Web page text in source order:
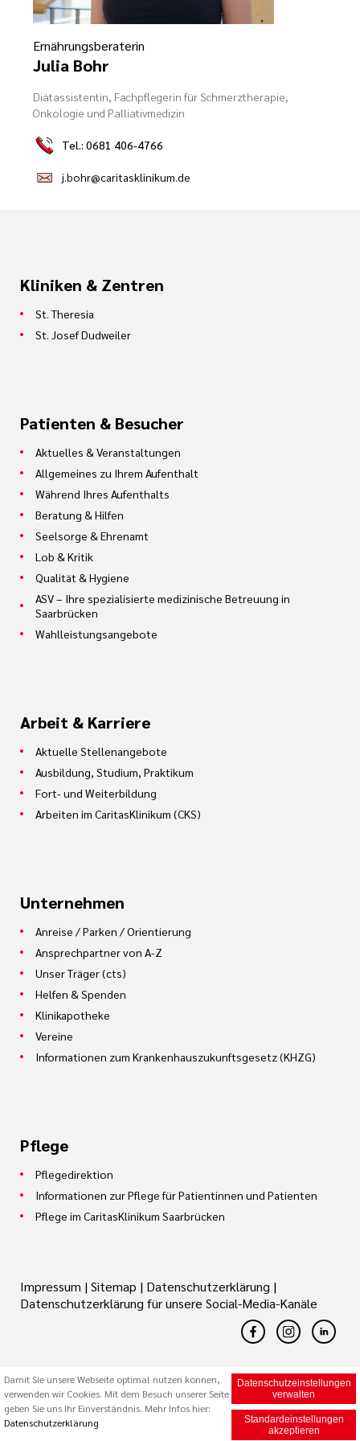
digital -
zum
Ernährungsberaterin
Julia Bohr
Diätassistentin, Fachpflegerin für Schmerztherapie,
Onkologie und Palliativmedizin
Tel.: 0681 406-4766
j.bohr@caritasklinikum.de
Kliniken & Zentren
St. Theresia
St. Josef Dudweiler
Patienten & Besucher
Aktuelles & Veranstaltungen
Allgemeines zu Ihrem Aufenthalt
Während Ihres Aufenthalts
Beratung & Hilfen
Seelsorge & Ehrenamt
Lob & Kritik
Qualität & Hygiene
ASV – Ihre spezialisierte medizinische Betreuung in
Saarbrücken
Wahlleistungsangebote
Arbeit & Karriere
Aktuelle Stellenangebote
Ausbildung, Studium, Praktikum
Fort- und Weiterbildung
Arbeiten im CaritasKlinikum (CKS)
Unternehmen
Anreise / Parken / Orientierung
Ansprechpartner von A-Z
Unser Träger (cts)
Helfen & Spenden
Klinikapotheke
Vereine
Informationen zum Krankenhauszukunftsgesetz (KHZG)
Pflege
Pflegedirektion
Informationen zur Pflege für Patientinnen und Patienten
Pflege im CaritasKlinikum Saarbrücken
© 2026 Caritas Trägergesellschaft Saarbrücken mbH (cts)
Impressum | Sitemap | Datenschutzerklärung |
Datenschutzerklärung für unsere Social-Media-Kanäle
Datenschutzeinstellungen
verwalten
Standardeinstellungen
akzeptieren
Damit Sie unsere Webseite optimal nutzen können,
verwenden wir Cookies. Mit dem Besuch unserer Seite
geben Sie uns Ihr Einverständnis. Mehr Infos hier:
Datenschutzerklärung